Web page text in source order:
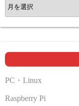
ア
ー
カ
ブ
PC・Linux
Raspberry Pi